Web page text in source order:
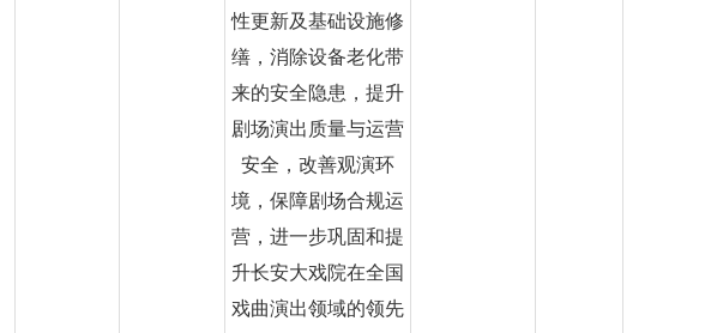
性更新及基础设施修
缮，消除设备老化带
来的安全隐患，提升
剧场演出质量与运营
安全，改善观演环
境，保障剧场合规运
营，进一步巩固和提
升长安大戏院在全国
戏曲演出领域的领先